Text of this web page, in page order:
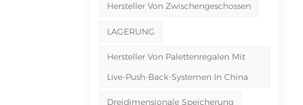
Hersteller Von Zwischengeschossen
LAGERUNG
Hersteller Von Palettenregalen Mit
Live-Push-Back-Systemen In China
Dreidimensionale Speicherung